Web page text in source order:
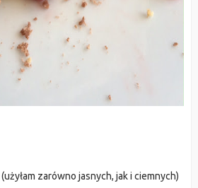
zarówno jasnych, jak i ciemnych)